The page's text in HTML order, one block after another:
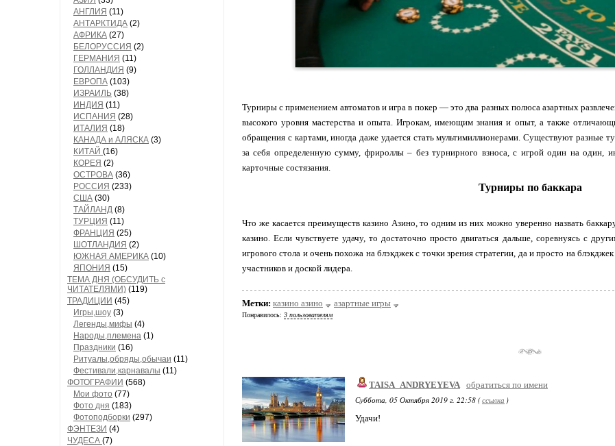
АНГЛИЯ (11)
АНТАРКТИДА (2)
АФРИКА (27)
БЕЛОРУССИЯ (2)
ГЕРМАНИЯ (11)
ГОЛЛАНДИЯ (9)
ЕВРОПА (103)
ИЗРАИЛЬ (38)
ИНДИЯ (11)
ИСПАНИЯ (28)
ИТАЛИЯ (18)
КАНАДА и АЛЯСКА (3)
КИТАЙ (16)
КОРЕЯ (2)
ОСТРОВА (36)
РОССИЯ (233)
США (30)
ТАЙЛАНД (8)
ТУРЦИЯ (11)
ФРАНЦИЯ (25)
ШОТЛАНДИЯ (2)
ЮЖНАЯ АМЕРИКА (10)
ЯПОНИЯ (15)
ТЕМА ДНЯ (ОБСУДИТЬ с
ЧИТАТЕЛЯМИ) (119)
ТРАДИЦИИ (45)
Игры,шоу (3)
Легенды,мифы (4)
Народы,племена (1)
Праздники (16)
Ритуалы,обряды,обычаи (11)
Фестивали,карнавалы (11)
ФОТОГРАФИИ (568)
Мои фото (77)
Фото дня (183)
Фотоподборки (297)
ФЭНТЕЗИ (4)
ЧУДЕСА (7)
Турниры с применением автоматов и игра в покер — это два разных полюса азартных
высокого уровня мастерстваи опыта. Игрокам, имеющим знания и опыт, а также
обращения с картами, иногда даже удается стать мультимиллионерами. Существуют разные
за себя определенную сумму, фрироллы – без турнирного взноса, с игрой один на один,
карточные состязания.
Турниры по баккара
Что же касается преимуществ казино Азино, то одним из них можно уверенно назвать
казино. Если чувствуете удачу, то достаточно просто двигаться дальше, соревнуясь с
игрового стола и очень похожа на блэкджек с точки зрения стратегии, да и просто на
участников и доской лидера.
Метки: казино азино азартные игры
Понравилось: 3 пользователям
TAISA_ANDRYEYEVA обратиться по имени
Суббота, 05 Октября 2019 г. 22:58 (ссылка )
Удачи!